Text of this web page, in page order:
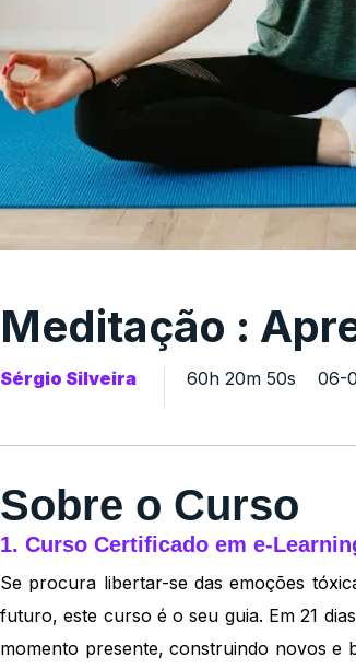
Meditação :
Sérgio Silveira 60h 20m 50s 06-
Sobre o Curso
1. Curso Certificado em e-
Se procura libertar-se das emoções
futuro, este curso é o seu guia. Em 21
momento presente, construindo novos e